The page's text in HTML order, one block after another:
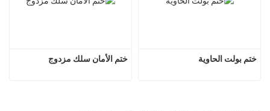
ختم الأمان سلك مزدوج ختم بولت الحاوية